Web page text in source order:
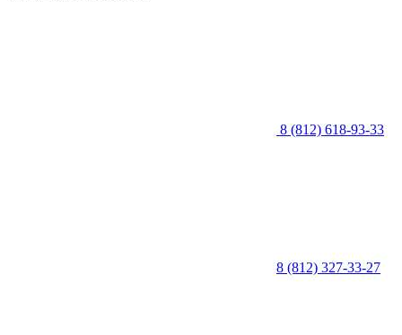
8 (812) 618-93-33
8 (812) 327-33-27